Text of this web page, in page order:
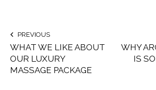
PREVIOUS
WHAT WE LIKE ABOUT
OUR LUXURY
MASSAGE PACKAGE
WHY
IS